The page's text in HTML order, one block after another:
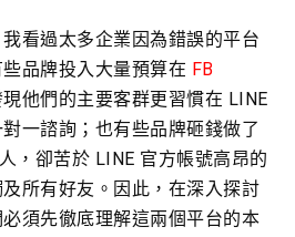
看過太多企業因為錯誤的平台
品牌投入大量預算在 FB
現他們的主要客群更習慣在 LINE
一諮詢；也有些品牌砸錢做了
，卻苦於 LINE 官方帳號高昂的
所有好友。因此，在深入探討
必須先徹底理解這兩個平台的本